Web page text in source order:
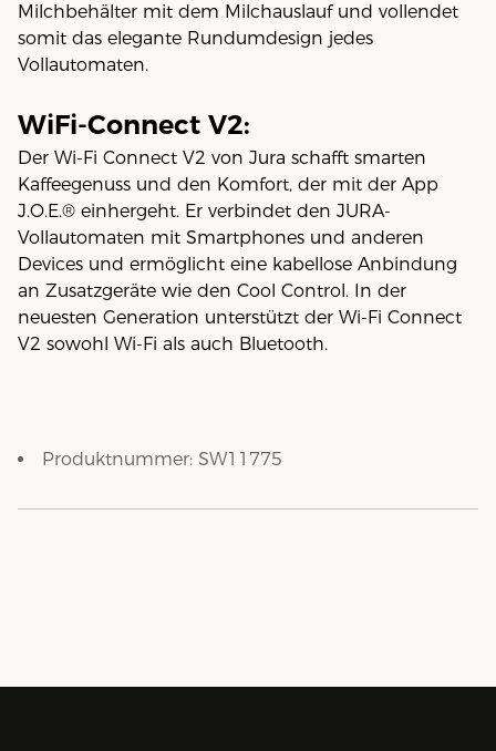
Milchbehälter mit dem Milchauslauf und vollendet
somit das elegante Rundumdesign jedes
Vollautomaten.
WiFi-Connect V2:
Der Wi-Fi Connect V2 von Jura schafft smarten
Kaffeegenuss und den Komfort, der mit der App
J.O.E.® einhergeht. Er verbindet den JURA-
Vollautomaten mit Smartphones und anderen
Devices und ermöglicht eine kabellose Anbindung
an Zusatzgeräte wie den Cool Control. In der
neuesten Generation unterstützt der Wi-Fi Connect
V2 sowohl Wi-Fi als auch Bluetooth.
Produktnummer: SW11775